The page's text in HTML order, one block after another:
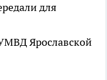
для
Ярославской